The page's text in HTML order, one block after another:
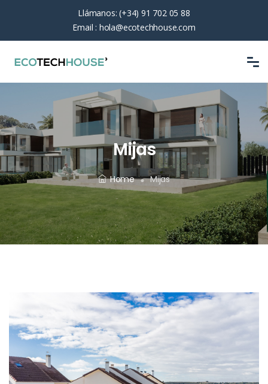
Llámanos:(+34) 91 702 05 88
Email : hola@ecotechhouse.com
Mijas
Home Mijas